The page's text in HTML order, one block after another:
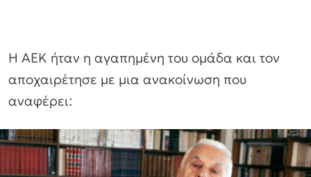
Η ΑΕΚ ήταν η αγαπημένη του ομάδα και τον
αποχαιρέτησε με μια ανακοίνωση που
αναφέρει: